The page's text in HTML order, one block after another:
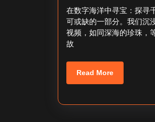
月
13
日
在数字海洋中寻宝：探寻
可或缺的一部分。我们沉
视频，如同深海的珍珠，
故
Read MoreRead
More